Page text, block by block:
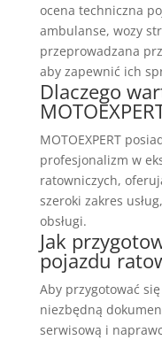
ocena techniczna
ambulanse, wozy
przeprowadzana
aby zapewnić ich
Dlaczego
MOTOEXPERT
profesjonalizm w
ratowniczych,
szeroki zakres
obsługi.
Jak
pojazdu
Aby przygotować
niezbędną
serwisową i